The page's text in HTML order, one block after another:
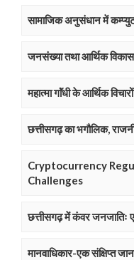
सामाजिक अनुसंधान में
जनसंख्या तथा आर्थिक
महात्मा गाॅंधी के आर्थिक
छत्तीसगढ़ का भगौलिक,
Cryptocurrency
Challenges
छत्तीसगढ़ में कंवर जनजातिः
मानवाधिकार-एक संक्षिप्त